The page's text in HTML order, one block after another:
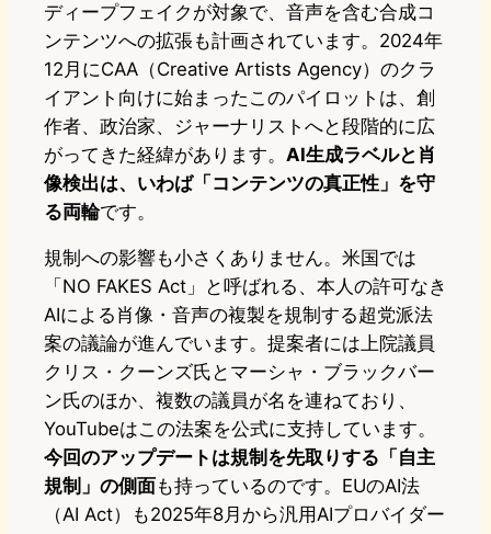
ディープフェイクが対象で、音声を含む合成コ
ンテンツへの拡張も計画されています。2024年
12月にCAA（Creative Artists Agency）のクラ
イアント向けに始まったこのパイロットは、創
作者、政治家、ジャーナリストへと段階的に広
がってきた経緯があります。 AI生成ラベルと肖
像検出は、いわば「コンテンツの真正性」を守
る両輪です。
規制への影響も小さくありません。米国では
「NO FAKES Act」と呼ばれる、本人の許可なき
AIによる肖像・音声の複製を規制する超党派法
案の議論が進んでいます。提案者には上院議員
クリス・クーンズ氏とマーシャ・ブラックバー
ン氏のほか、複数の議員が名を連ねており、
YouTubeはこの法案を公式に支持しています。
今回のアップデートは規制を先取りする「自主
規制」の側面も持っているのです。EUのAI法
（AI Act）も2025年8月から汎用AIプロバイダー